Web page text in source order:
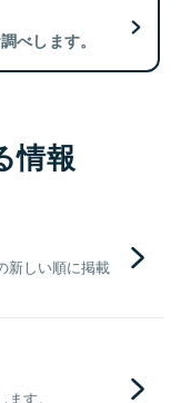
べします。
情報
新しい順に掲載
す。